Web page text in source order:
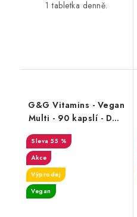
1 tabletka denně.
G&G Vitamins - Vegan
Multi - 90 kapslí - DMS
55 %
Akce
Výprodej
Vegan